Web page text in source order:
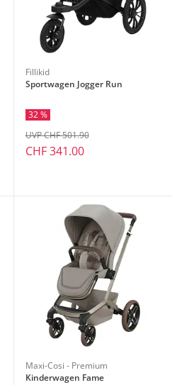
Fillikid
Sportwagen Jogger Run
32 %
CHF 341.00
UVP CHF 501.90
Maxi-Cosi - Premium
Kinderwagen Fame